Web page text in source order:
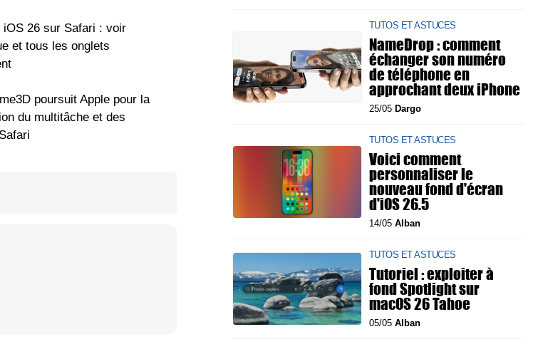
iOS 26 sur Safari : voir
et tous les onglets
poursuit Apple pour la
du multitâche et des
TUTOS ET ASTUCES
NameDrop : comment
échanger son numéro
de téléphone en
approchant deux iPhone
25/05 Dargo
TUTOS ET ASTUCES
Voici comment
personnaliser le
nouveau fond d'écran
d'iOS 26.5
14/05 Alban
TUTOS ET ASTUCES
Tutoriel : exploiter à
fond Spotlight sur
macOS 26 Tahoe
05/05 Alban